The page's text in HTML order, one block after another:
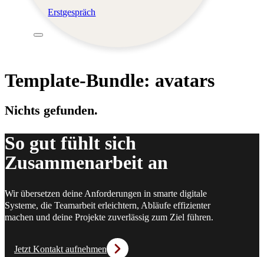
Erstgespräch
Template-Bundle: avatars
Nichts gefunden.
So gut fühlt sich
Zusammenarbeit an
Wir übersetzen deine Anforderungen in smarte digitale
Systeme, die Teamarbeit erleichtern, Abläufe effizienter
machen und deine Projekte zuverlässig zum Ziel führen.
Jetzt Kontakt aufnehmen